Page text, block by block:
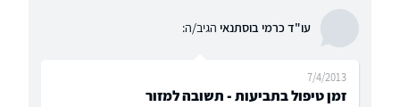
עו"ד כרמי בוסתנאי הגיב/ה:
זמן טיפול בתביעות - תשובה למזור
7/4/2013